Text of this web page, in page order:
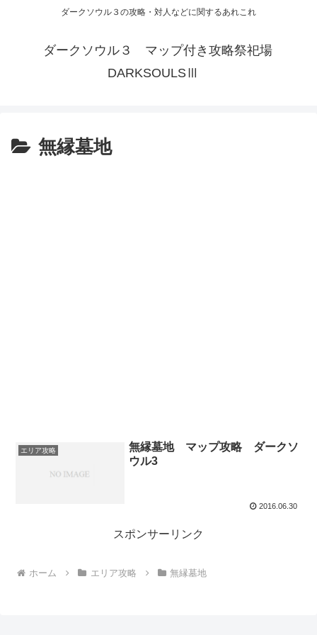
ダークソウル３の攻略・対人などに関するあれこれ
ダークソウル３ マップ付き攻略祭祀場
DARKSOULSⅢ
無縁墓地
エリア攻略
無縁墓地 マップ攻略 ダークソ
ウル3
2016.06.30
スポンサーリンク
ホーム エリア攻略 無縁墓地